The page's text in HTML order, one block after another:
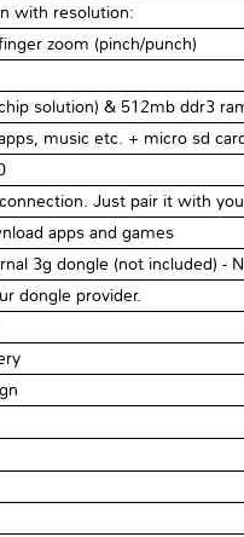
with resolution:
zoom (pinch/punch)
solution) & 512mb ddr3
music etc. + micro sd
Just pair it with
apps and games
3g dongle (not included) -
dongle provider.